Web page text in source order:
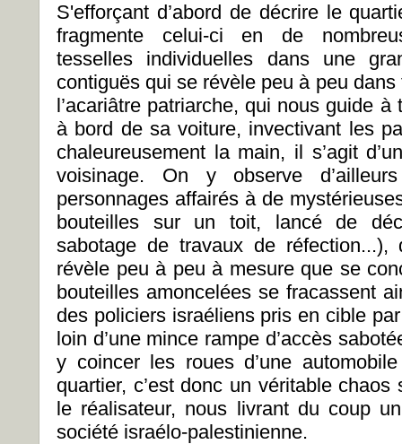
S'efforçant d’abord de décrire le
fragmente celui-ci en de
tesselles individuelles dans une
contiguës qui se révèle peu à peu
l’acariâtre patriarche, qui nous guide
à bord de sa voiture, invectivant les
chaleureusement la main, il s’agit
voisinage. On y observe
personnages affairés à de
bouteilles sur un toit, lancé de
sabotage de travaux de
révèle peu à peu à mesure que se
bouteilles amoncelées se fracassent
des policiers israéliens pris en cible
loin d’une mince rampe d’accès
y coincer les roues d’une
quartier, c’est donc un véritable
le réalisateur, nous livrant du coup
société israélo-palestinienne.